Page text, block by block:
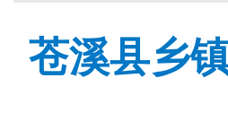
苍溪县乡